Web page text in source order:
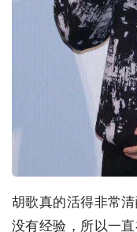
胡歌真的活得非常
没有经验，所以一